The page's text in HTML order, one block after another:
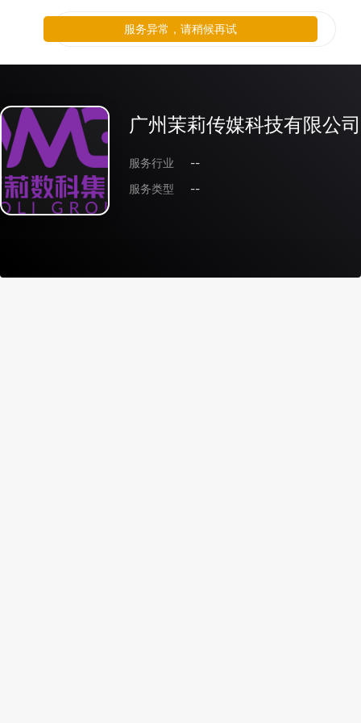
广州茉莉传媒科技有限公司
服务行业
--
服务类型
--
服务异常，请稍候再试